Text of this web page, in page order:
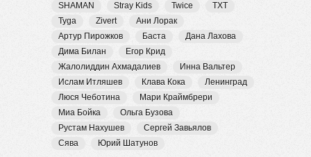
SHAMAN
Stray Kids Twice
TXT
Tyga
Zivert
Ани Лорак
Артур Пирожков
Баста
Дана Лахова
Дима Билан
Егор Крид
Жалолиддин Ахмадалиев
Инна Вальтер
Ислам Итляшев
Клава Кока
Ленинград
Люся Чеботина
Мари Краймбрери
Миа Бойка
Ольга Бузова
Рустам Нахушев
Сергей Завьялов
Сява
Юрий Шатунов